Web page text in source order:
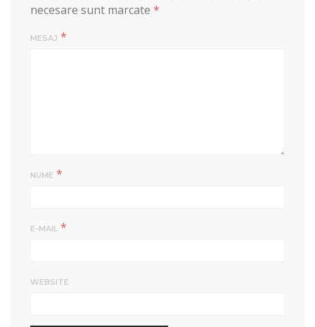
necesare sunt marcate *
MESAJ *
NUME *
E-MAIL *
WEBSITE